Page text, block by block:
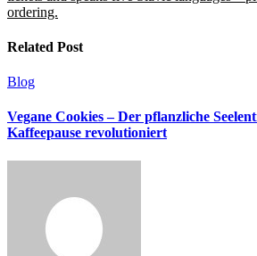
ordering.
Related Post
Blog
Vegane Cookies – Der pflanzliche
Kaffeepause revolutioniert